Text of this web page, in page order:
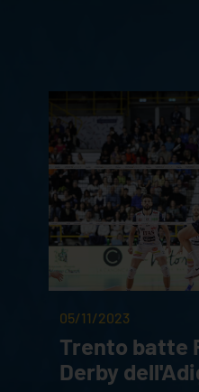
05/11/2023
Trento batte
Derby